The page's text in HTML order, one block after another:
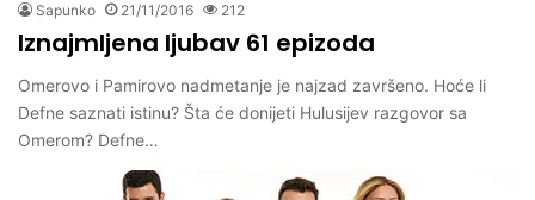
Sapunko 21/11/2016 212
Iznajmljena ljubav 61 epizoda
Omerovo i Pamirovo nadmetanje je najzad završeno. Hoće li
Defne saznati istinu? Šta će donijeti Hulusijev razgovor sa
Omerom? Defne…